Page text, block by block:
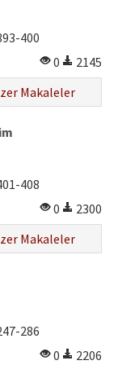
400
0
2145
Makaleler
408
0
2300
Makaleler
286
0
2206